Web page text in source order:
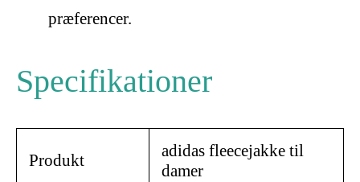
præferencer.
Specifikationer
Produkt
adidas fleecejakke til
damer